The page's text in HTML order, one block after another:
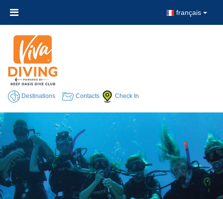
français
Destinations Contacts Check In